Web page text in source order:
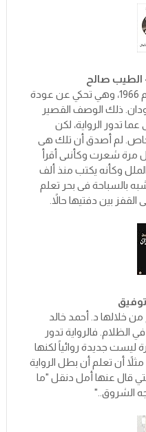
الطيب صالح
صدرت الرواية للمرة الأولى فى عام 1966، وهي تحكي عن عودة
ذلك الوصف القصير
تدور الرواية، لكن
خاص. لم أصدق أن تلك هى
مرة شعرت وكأنىى أقرأ
وكأنه يكتب منذ ألف
بالسباحة فى بحر تعلم
القفز بين دفتيها حالاً.
في عام 2016، يمزج من خلالها د. أحمد خالد
الظلام. فالرواية تدور
ليست جديدة روائياً لكنها
أن تعلم أن بطل الرواية
قال عنها أمل دنقل "ما
الشروق.."